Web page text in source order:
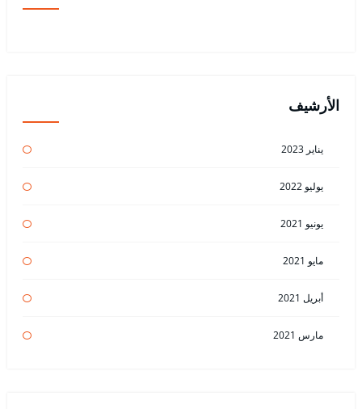
الأرشيف
يناير 2023
يوليو 2022
يونيو 2021
مايو 2021
أبريل 2021
مارس 2021